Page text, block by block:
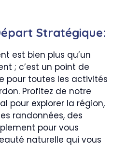
Stratégique:
est bien plus qu’un
; c’est un point de
pour toutes les activités
Profitez de notre
pour explorer la région,
randonnées, des
pour vous
naturelle qui vous